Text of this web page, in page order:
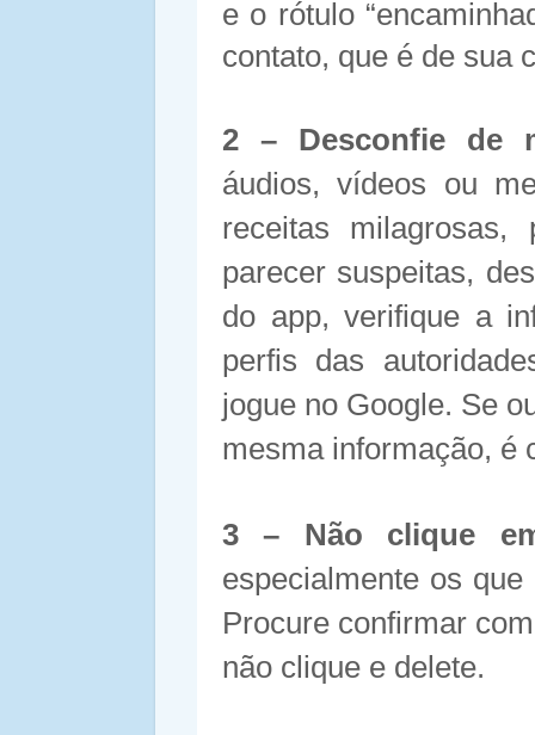
e o rótulo
contato, que é de sua
2 – Desconfie de
áudios, vídeos ou
receitas milagrosas,
parecer suspeitas,
do app, verifique a
perfis das
jogue no Google. Se
mesma informação, é
3 – Não clique
especialmente os
Procure confirmar
não clique e delete.